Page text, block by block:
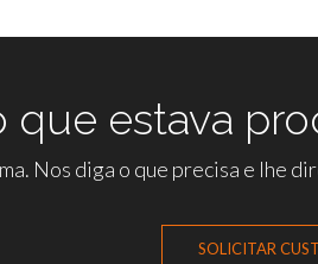
estava
Nos diga o que precisa e lhe
SOLICITAR